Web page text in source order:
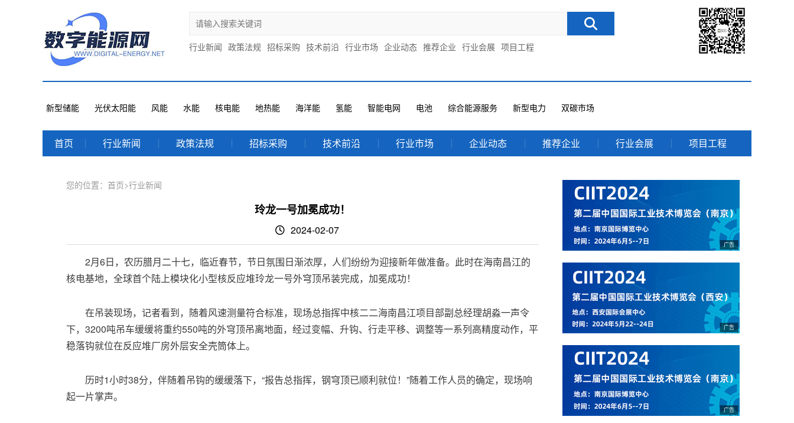
行业新闻 政策法规 招标采购 技术前沿 行业市场 企业动态 推荐企业 行业会展 项目工程
新型储能 光伏太阳能 风能 水能 核电能 地热能 海洋能 氢能 智能电网 电池 综合能源服务 新型电力 双碳市场
首页 行业新闻 政策法规 招标采购 技术前沿 行业市场 企业动态 推荐企业 行业会展 项目工程
您的位置： 首页>行业新闻
玲龙一号加冕成功！
2024-02-07
2月6日，农历腊月二十七，临近春节，节日氛围日渐浓厚，人们纷纷为迎接新年做准备。此时在海南昌江的
核电基地，全球首个陆上模块化小型核反应堆玲龙一号外穹顶吊装完成，加冕成功！
在吊装现场，记者看到，随着风速测量符合标准，现场总指挥中核二二海南昌江项目部副总经理胡淼一声令
下，3200吨吊车缓缓将重约550吨的外穹顶吊离地面，经过变幅、升钩、行走平移、调整等一系列高精度动作，平
稳落钩就位在反应堆厂房外层安全壳筒体上。
历时1小时38分，伴随着吊钩的缓缓落下，“报告总指挥，钢穹顶已顺利就位！”随着工作人员的确定，现场响
起一片掌声。